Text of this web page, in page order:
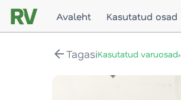
Avaleht Kasutatud osad
arrow_backTagasiKasutatud varuosad›